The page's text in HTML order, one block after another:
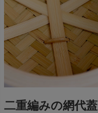
二重編みの網代蓋